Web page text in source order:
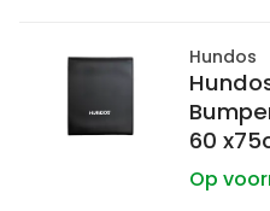
Hundos
60
Op